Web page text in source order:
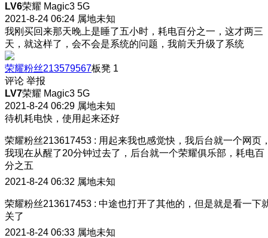
LV6荣耀 Magic3 5G
2021-8-24 06:24 属地未知
我刚买回来那天晚上是睡了五小时，耗电百分之一，这才两三
天，就这样了，会不会是系统的问题，我前天升级了系统
荣耀粉丝213579567板凳 1
评论 举报
LV7荣耀 Magic3 5G
2021-8-24 06:29 属地未知
待机耗电快，使用起来还好
荣耀粉丝213617453 : 用起来我也感觉快，我后台就一个网页
我现在从醒了20分钟过去了，后台就一个荣耀俱乐部，耗电百
分之五
2021-8-24 06:32 属地未知
荣耀粉丝213617453 : 中途也打开了其他的，但是就是看一下
关了
2021-8-24 06:33 属地未知